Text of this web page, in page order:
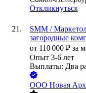
Откликнуться
SMM /
загородные
от 110 000 ₽ за
Опыт 3-6 лет
Выплаты: Два
ООО Новая